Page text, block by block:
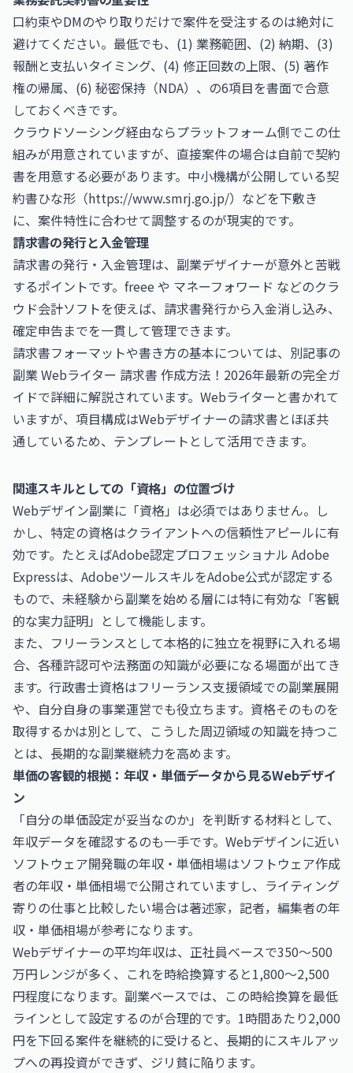
口約束やDMのやり取りだけで案件を受注するのは絶対に
避けてください。最低でも、(1) 業務範囲、(2) 納期、(3)
報酬と支払いタイミング、(4) 修正回数の上限、(5) 著作
権の帰属、(6) 秘密保持（NDA）、の6項目を書面で合意
しておくべきです。
クラウドソーシング経由ならプラットフォーム側でこの仕
組みが用意されていますが、直接案件の場合は自前で契約
書を用意する必要があります。中小機構が公開している契
約書ひな形（https://www.smrj.go.jp/）などを下敷き
に、案件特性に合わせて調整するのが現実的です。
請求書の発行と入金管理
請求書の発行・入金管理は、副業デザイナーが意外と苦戦
するポイントです。freee や マネーフォワード などのクラ
ウド会計ソフトを使えば、請求書発行から入金消し込み、
確定申告までを一貫して管理できます。
請求書フォーマットや書き方の基本については、別記事の
副業 Webライター 請求書 作成方法！2026年最新の完全ガ
イドで詳細に解説されています。Webライターと書かれて
いますが、項目構成はWebデザイナーの請求書とほぼ共
通しているため、テンプレートとして活用できます。
関連スキルとしての「資格」の位置づけ
Webデザイン副業に「資格」は必須ではありません。し
かし、特定の資格はクライアントへの信頼性アピールに有
効です。たとえばAdobe認定プロフェッショナル Adobe
Expressは、AdobeツールスキルをAdobe公式が認定する
もので、未経験から副業を始める層には特に有効な「客観
的な実力証明」として機能します。
また、フリーランスとして本格的に独立を視野に入れる場
合、各種許認可や法務面の知識が必要になる場面が出てき
ます。 行政書士資格はフリーランス支援領域での副業展開
や、自分自身の事業運営でも役立ちます。資格そのものを
取得するかは別として、こうした周辺領域の知識を持つこ
とは、長期的な副業継続力を高めます。
単価の客観的根拠：年収・単価データから見るWebデザイ
ン
「自分の単価設定が妥当なのか」を判断する材料として、
年収データを確認するのも一手です。Webデザインに近い
ソフトウェア開発職の年収・単価相場はソフトウェア作成
者の年収・単価相場で公開されていますし、ライティング
寄りの仕事と比較したい場合は著述家，記者，編集者の年
収・単価相場が参考になります。
Webデザイナーの平均年収は、正社員ベースで350〜500
万円レンジが多く、これを時給換算すると1,800〜2,500
円程度になります。副業ベースでは、この時給換算を最低
ラインとして設定するのが合理的です。1時間あたり2,000
円を下回る案件を継続的に受けると、長期的にスキルアッ
プへの再投資ができず、ジリ貧に陥ります。